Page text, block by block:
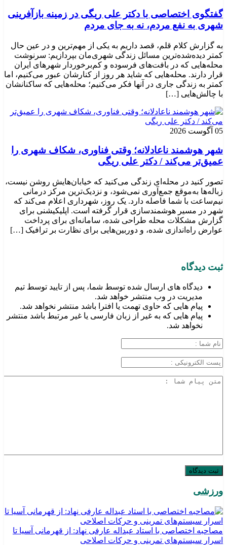
گفتگوی اختصاصی با دکتر علی ریگی در زمینه بازآفرینی
شهری به نفع مردم، نه به جای مردم
به گزارش کلام قلم، قصد داریم به یکی از مهم‌ترین و در عین حال
کمتر دیده‌شده‌ترین مسائل زندگی شهری‌مان بپردازیم: سرنوشت
محله‌هایی که در بافت‌های فرسوده و کم‌برخوردار شهرهای ایران
قرار دارند. محله‌هایی که شاید هر روز از کنارشان عبور می‌کنیم، اما
کمتر به زندگی جاری در آنها فکر می‌کنیم؛ محله‌هایی که ساکنانشان
با چالش‌هایی […]
05 آگوست 2026
شهر هوشمند ناعادلانه؛ وقتی فناوری، شکاف شهری را
عمیق‌تر می‌کند / دکتر علی ریگی
تصور کنید در محله‌ای زندگی می‌کنید که خیابان‌هایش روشن نیست،
زباله‌ها به‌موقع جمع‌آوری نمی‌شود، و نزدیک‌ترین مرکز درمانی
نیم‌ساعت با شما فاصله دارد. یک روز، شهرداری اعلام می‌کند که
شهر در مسیر هوشمندسازی قرار گرفته است. اپلیکیشنی برای
گزارش مشکلات محله طراحی شده، سامانه‌ای برای پرداخت
عوارض راه‌اندازی شده، و دوربین‌هایی برای نظارت بر ترافیک […]
ثبت دیدگاه
دیدگاه های ارسال شده توسط شما، پس از تایید توسط تیم
مدیریت در وب منتشر خواهد شد.
پیام هایی که حاوی تهمت یا افترا باشد منتشر نخواهد شد.
پیام هایی که به غیر از زبان فارسی یا غیر مرتبط باشد منتشر
نخواهد شد.
ورزشی
مصاحبه اختصاصی با استاد عبداله عارفی نهاد: از قهرمانی آسیا تا
اسرار سیستم‌های تمرینی و حرکات اصلاحی